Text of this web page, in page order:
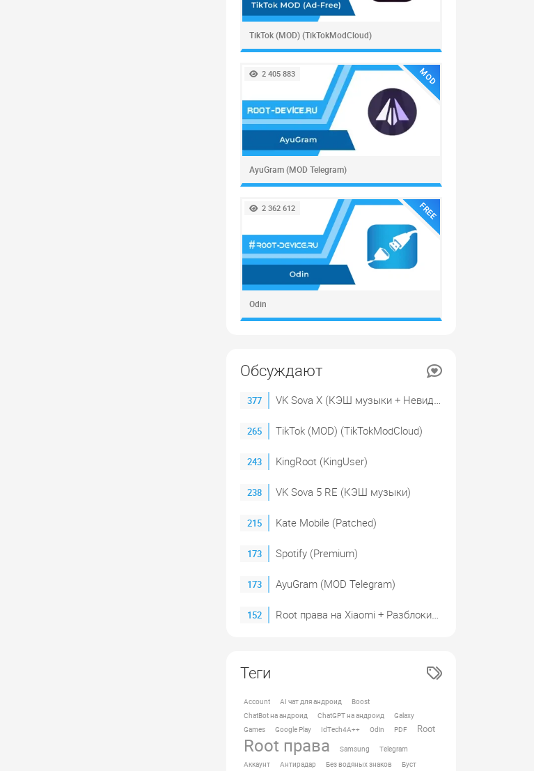
TikTok (MOD) (TikTokModCloud)
MOD
2 405 883
AyuGram (MOD Telegram)
FREE
2 362 612
Odin
Обсуждают
377 VK Sova X (КЭШ музыки + Невидимка)
265 TikTok (MOD) (TikTokModCloud)
243 KingRoot (KingUser)
238 VK Sova 5 RE (КЭШ музыки)
215 Kate Mobile (Patched)
173 Spotify (Premium)
173 AyuGram (MOD Telegram)
152 Root права на Xiaomi + Разблокировка загрузчика (2023)
Теги
Account AI чат для андроид
Boost
ChatBot на андроид
ChatGPT на андроид
Galaxy
Games
Google Play IdTech4A++ Odin PDF Root
Root права Samsung
Telegram
Аккаунт
Антирадар Без водяных знаков
Буст